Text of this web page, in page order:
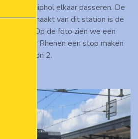
en Schiphol elkaar passeren. De
gebruik maakt van dit station is de
Op de foto zien we een
naar Rhenen een stop maken
langs perron 2.